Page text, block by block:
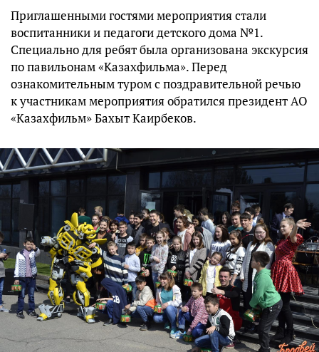
Приглашенными гостями мероприятия стали
воспитанники и педагоги детского дома №1.
Специально для ребят была организована экскурсия
по павильонам «Казахфильма». Перед
ознакомительным туром с поздравительной речью
к участникам мероприятия обратился президент АО
«Казахфильм» Бахыт Каирбеков.